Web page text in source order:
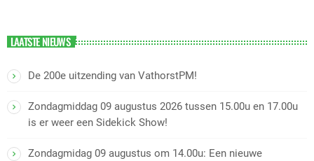
LAATSTE NIEUWS
De 200e uitzending van VathorstPM!
Zondagmiddag 09 augustus 2026 tussen 15.00u en 17.00u
is er weer een Sidekick Show!
Zondagmidag 09 augustus om 14.00u: Een nieuwe